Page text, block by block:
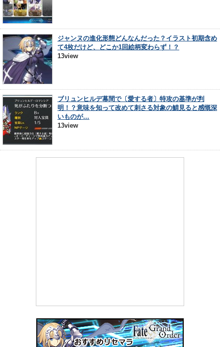
ジャンヌの進化形態どんなんだった？イラスト初期含め
て4枚だけど、どこか1回絵柄変わらず！？
13view
ブリュンヒルデ幕間で〔愛する者〕特攻の基準が判
明！？意味を知って改めて刺さる対象の鯖見ると感慨深
いものが…
13view